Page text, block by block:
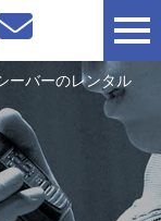
ーバーのレンタル